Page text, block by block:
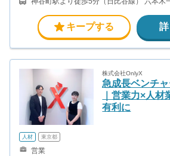
キープする
株式会社OnlyX
急成長ベンチ
｜営業力×人
有利に
人材 東京都
営業